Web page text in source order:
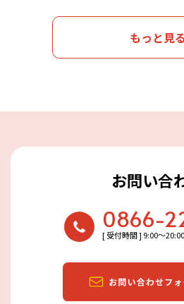
もっと見る
お問い合
0866-
[ 受付時間 ] 9:00〜